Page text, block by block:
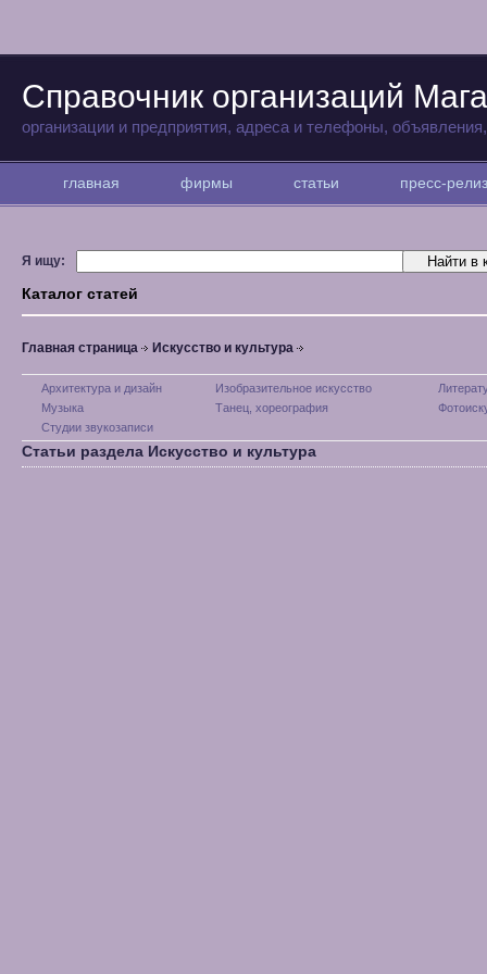
Справочник организаций
организации и предприятия, адреса и телефоны,
главная фирмы статьи пресс-
Я ищу:
Каталог статей
Главная страница Искусство и культура
Архитектура и дизайн Изобразительное искусство
Музыка
Танец, хореография
Студии звукозаписи
Статьи раздела Искусство и культура